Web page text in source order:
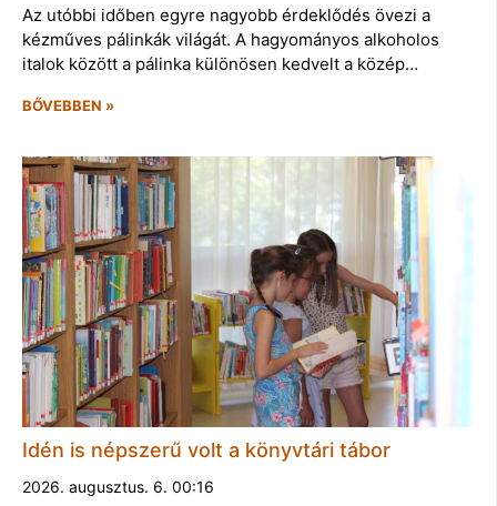
Az utóbbi időben egyre nagyobb érdeklődés övezi a
kézműves pálinkák világát. A hagyományos alkoholos
italok között a pálinka különösen kedvelt a közép…
BŐVEBBEN »
Idén is népszerű volt a könyvtári tábor
2026. augusztus. 6. 00:16